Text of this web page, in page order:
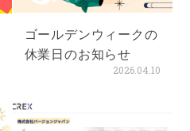
ゴールデンウィークの
休業日のお知らせ
2026.04.10